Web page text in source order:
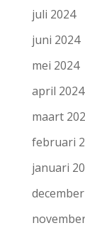
juli 2024
juni 2024
mei 2024
april 2024
maart
februari
januari